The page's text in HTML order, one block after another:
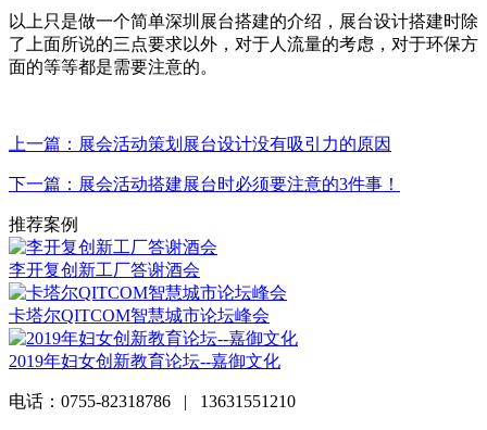
以上只是做一个简单深圳展台搭建的介绍，展台设计搭建时除
了上面所说的三点要求以外，对于人流量的考虑，对于环保方
面的等等都是需要注意的。
上一篇：展会活动策划展台设计没有吸引力的原因
下一篇：展会活动搭建展台时必须要注意的3件事！
推荐案例
李开复创新工厂答谢酒会
卡塔尔QITCOM智慧城市论坛峰会
2019年妇女创新教育论坛--嘉御文化
电话：0755-82318786 | 13631551210